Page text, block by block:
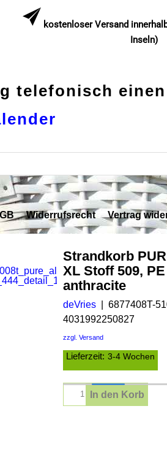
kostenloser Versand
Inseln)
telefonisch
Widerrufsrecht Vertrag
Strandkorb
XL Stoff 509,
anthracite
deVries
6877408T-
4031992250827
zzgl. Versand
Lieferzeit: 3-4 Wochen
In den Korb